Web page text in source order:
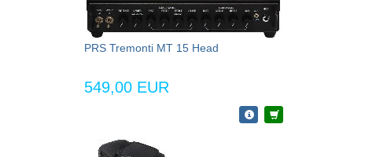
PRS Tremonti MT 15 Head
549,00 EUR